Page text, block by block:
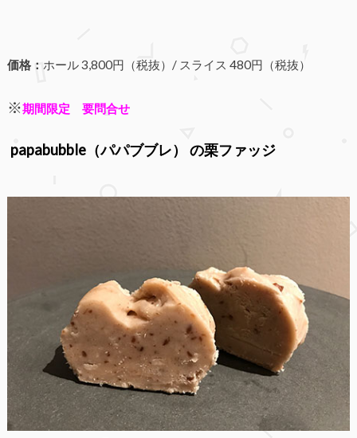
価格： ホール 3,800円（税抜）/ スライス 480円（税抜）
※期間限定 要問合せ
papabubble（パパブブレ） の栗ファッジ